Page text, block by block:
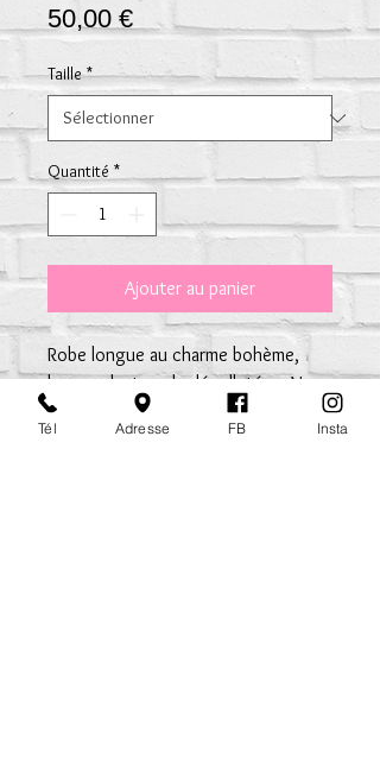
50,00 €Prix
Taille *
Quantité *
Ajouter au panier
Robe longue au charme bohème,
large volant sur le décolleté en V
devant et dos avec lien à nouer,
doublure genoux. Tissu 100% voile
Tél Adresse FB Insta